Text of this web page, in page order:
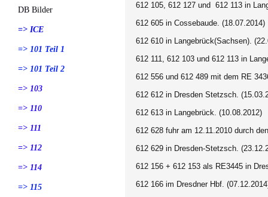
DB Bilder
=> ICE
=> 101 Teil 1
=> 101 Teil 2
=> 103
=> 110
=> 111
=> 112
=> 114
=> 115
612 105, 612 127 und 612 113 in
612 605 in Cossebaude. (18.07.2014)
612 610 in Langebrück(Sachsen).
612 111, 612 103 und 612 113 in
612 556 und 612 489 mit dem RE
612 612 in Dresden Stetzsch.
612 613 in Langebrück. (10.08.2012)
612 628 fuhr am 12.11.2010 durch
612 629 in Dresden-Stetzsch.
612 156 + 612 153 als RE3445 in
612 166 im Dresdner Hbf.